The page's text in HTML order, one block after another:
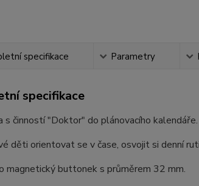
specifikace Parametry
specifikace
s činností "Doktor" do plánovacího kalendáře.
děti orientovat se v čase, osvojit si denní
magnetický buttonek s průměrem 32 mm.